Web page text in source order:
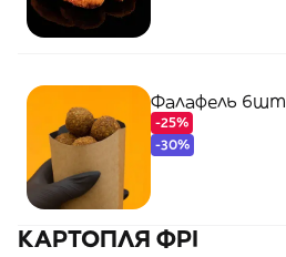
Фалафель 6шт
-25%
-30%
КАРТОПЛЯ ФРІ